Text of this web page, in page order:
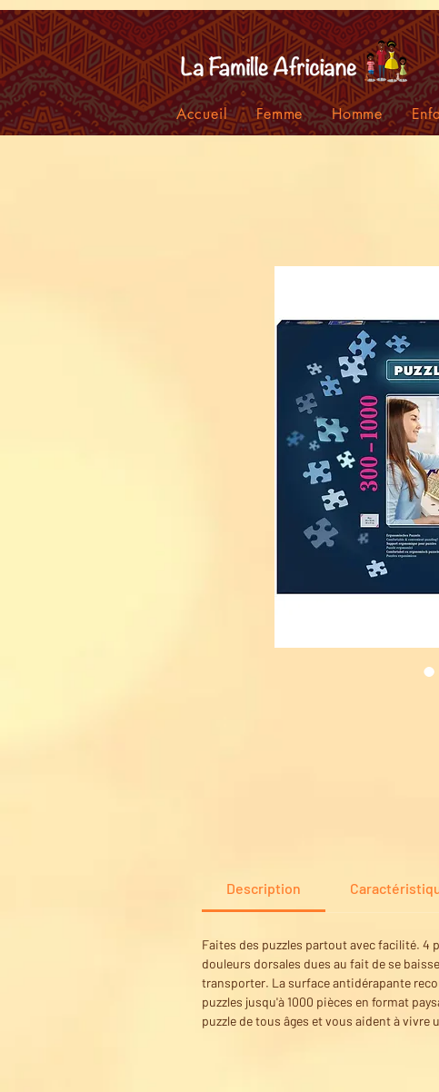
Accueil Femme Homme
Description
Faites des puzzles partout avec facilité. 4
douleurs dorsales dues au fait de se
transporter. La surface antidérapante
puzzles jusqu'à 1000 pièces en format
puzzle de tous âges et vous aident à